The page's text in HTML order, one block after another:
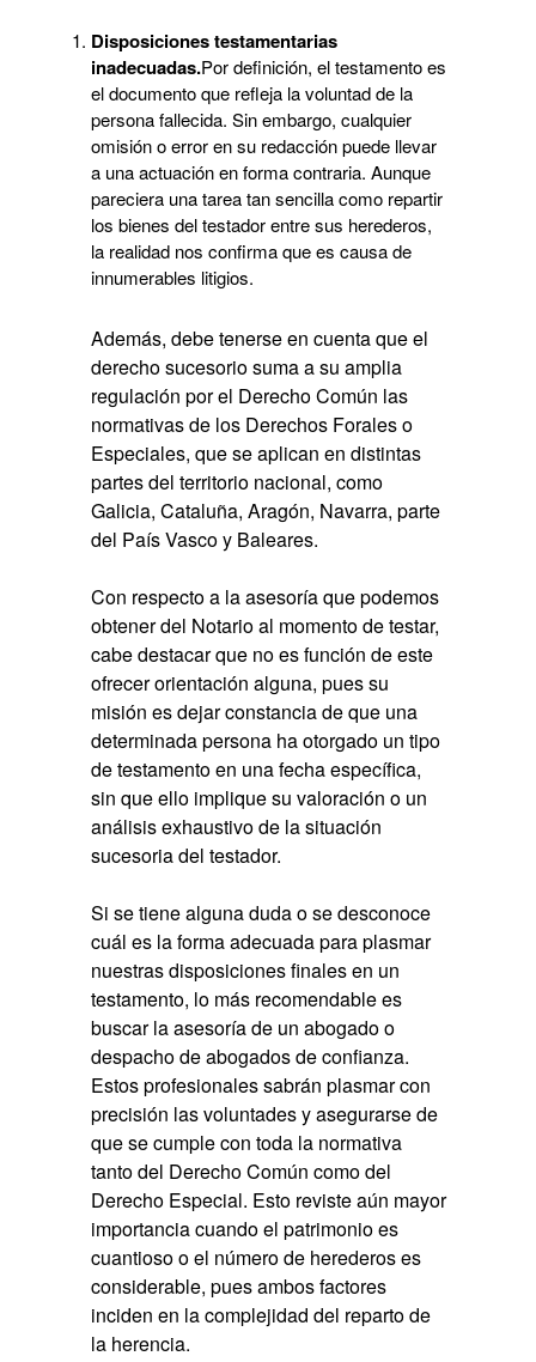
Disposiciones testamentarias
inadecuadas.Por definición, el testamento es
el documento que refleja la voluntad de la
persona fallecida. Sin embargo, cualquier
omisión o error en su redacción puede llevar
a una actuación en forma contraria. Aunque
pareciera una tarea tan sencilla como repartir
los bienes del testador entre sus herederos,
la realidad nos confirma que es causa de
innumerables litigios.
Además, debe tenerse en cuenta que el
derecho sucesorio suma a su amplia
regulación por el Derecho Común las
normativas de los Derechos Forales o
Especiales, que se aplican en distintas
partes del territorio nacional, como
Galicia, Cataluña, Aragón, Navarra, parte
del País Vasco y Baleares.
Con respecto a la asesoría que podemos
obtener del Notario al momento de testar,
cabe destacar que no es función de este
ofrecer orientación alguna, pues su
misión es dejar constancia de que una
determinada persona ha otorgado un tipo
de testamento en una fecha específica,
sin que ello implique su valoración o un
análisis exhaustivo de la situación
sucesoria del testador.
Si se tiene alguna duda o se desconoce
cuál es la forma adecuada para plasmar
nuestras disposiciones finales en un
testamento, lo más recomendable es
buscar la asesoría de un abogado o
despacho de abogados de confianza.
Estos profesionales sabrán plasmar con
precisión las voluntades y asegurarse de
que se cumple con toda la normativa
tanto del Derecho Común como del
Derecho Especial. Esto reviste aún mayor
importancia cuando el patrimonio es
cuantioso o el número de herederos es
considerable, pues ambos factores
inciden en la complejidad del reparto de
la herencia.